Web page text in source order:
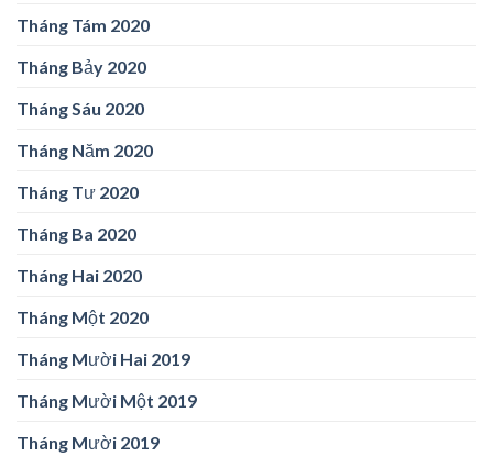
Tháng Tám 2020
Tháng Bảy 2020
Tháng Sáu 2020
Tháng Năm 2020
Tháng Tư 2020
Tháng Ba 2020
Tháng Hai 2020
Tháng Một 2020
Tháng Mười Hai 2019
Tháng Mười Một 2019
Tháng Mười 2019